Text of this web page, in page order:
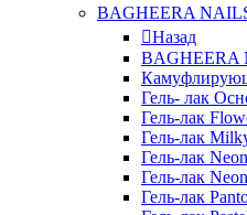
BAGHEERA
Назад
BAGHEERA
Гель- лак
Гель-лак
Гель-лак
Гель-лак Neon
Гель-лак
Гель-лак